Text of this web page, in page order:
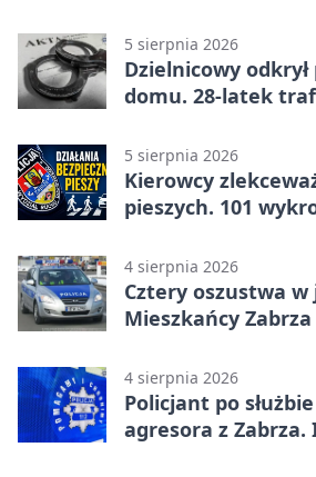
5 sierpnia 2026
Dzielnicowy
domu. 28-latek
5 sierpnia 2026
Kierowcy
pieszych. 101
4 sierpnia 2026
Cztery oszustwa w
Mieszkańcy
4 sierpnia 2026
Policjant po
agresora z